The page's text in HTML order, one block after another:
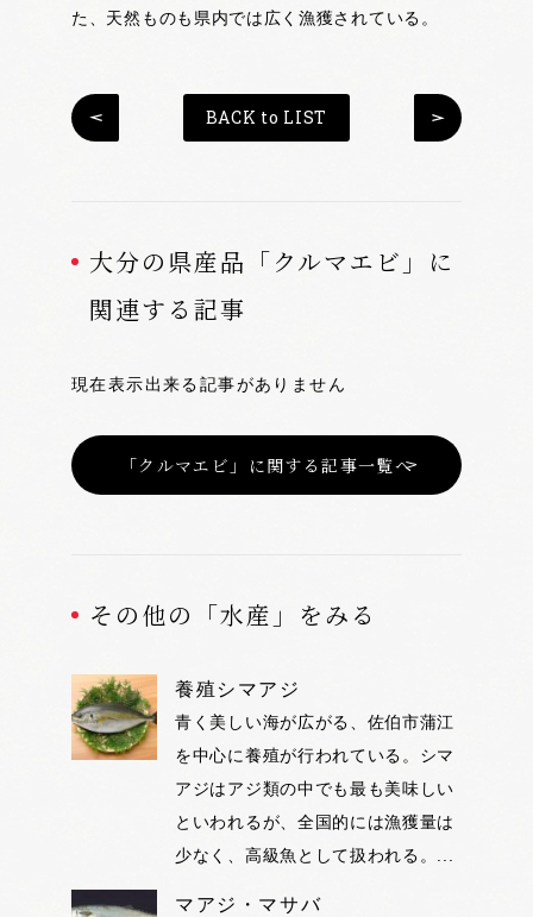
た、天然ものも県内では広く漁獲されている。
BACK to LIST
大分の県産品「クルマエビ」に
関連する記事
現在表示出来る記事がありません
「クルマエビ」に関する記事一覧へ
その他の「水産」をみる
養殖シマアジ
青く美しい海が広がる、佐伯市蒲江
を中心に養殖が行われている。シマ
アジはアジ類の中でも最も美味しい
といわれるが、全国的には漁獲量は
少なく、高級魚として扱われる。...
マアジ・マサバ